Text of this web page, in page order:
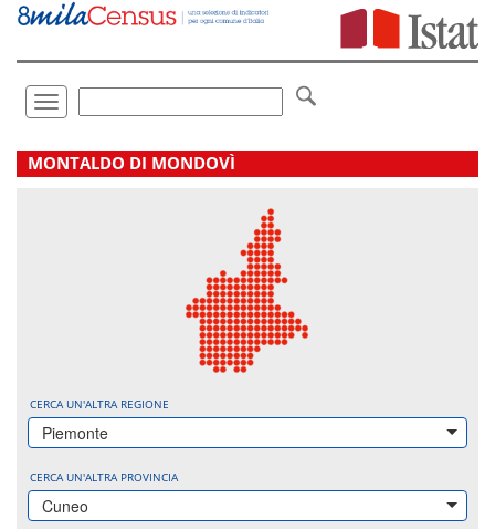
Vai
direttamente
Toggle
navigation
.
MONTALDO DI MONDOVÌ
CERCA UN'ALTRA REGIONE
Piemonte
CERCA UN'ALTRA PROVINCIA
Cuneo